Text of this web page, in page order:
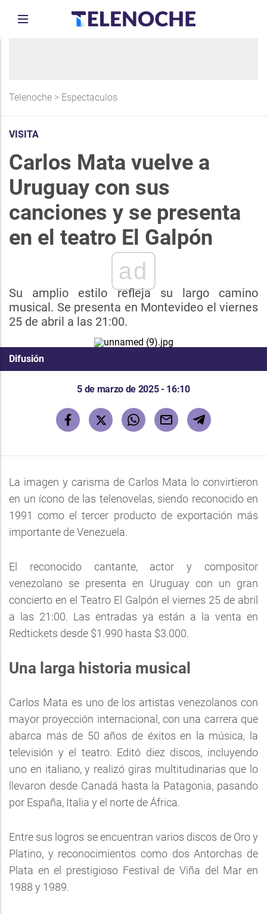
Telenoche > Espectaculos
VISITA
Carlos Mata vuelve a
Uruguay con sus
canciones y se presenta
en el teatro El Galpón
ad
Su amplio estilo refleja su largo camino
musical. Se presenta en Montevideo el viernes
25 de abril a las 21:00.
Difusión
5 de marzo de 2025 - 16:10
La imagen y carisma de Carlos Mata lo convirtieron
en un ícono de las telenovelas, siendo reconocido en
1991 como el tercer producto de exportación más
importante de Venezuela.
El reconocido cantante, actor y compositor
venezolano se presenta en Uruguay con un gran
concierto en el Teatro El Galpón el viernes 25 de abril
a las 21:00. Las entradas ya están a la venta en
Redtickets desde $1.990 hasta $3.000.
Una larga historia musical
Carlos Mata es uno de los artistas venezolanos con
mayor proyección internacional, con una carrera que
abarca más de 50 años de éxitos en la música, la
televisión y el teatro. Editó diez discos, incluyendo
uno en italiano, y realizó giras multitudinarias que lo
llevaron desde Canadá hasta la Patagonia, pasando
por España, Italia y el norte de África.
Entre sus logros se encuentran varios discos de Oro y
Platino, y reconocimientos como dos Antorchas de
Plata en el prestigioso Festival de Viña del Mar en
1988 y 1989.